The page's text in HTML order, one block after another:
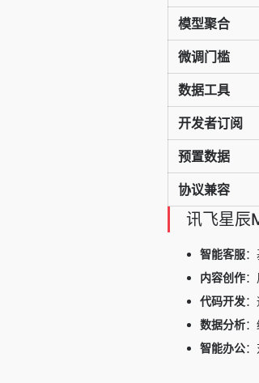
模型聚合
微调门槛
数据工具
开发者订阅
预置数据
协议兼容
讯飞星辰
智能客服
内容创作
代码开发
数据分析
智能办公